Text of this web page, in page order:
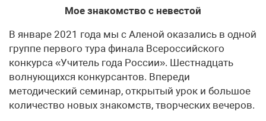
Мое знакомство с невестой
В январе 2021 года мы с Аленой оказались в одной
группе первого тура финала Всероссийского
конкурса «Учитель года России». Шестнадцать
волнующихся конкурсантов. Впереди
методический семинар, открытый урок и большое
количество новых знакомств, творческих вечеров.